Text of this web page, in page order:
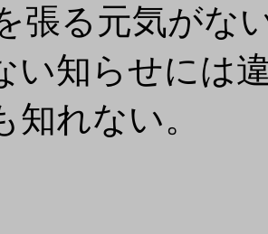
張る元気がな
い知らせには
知れない。